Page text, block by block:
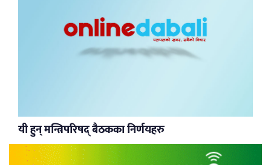
यी हुन् मन्त्रिपरिषद् बैठकका निर्णयहरु